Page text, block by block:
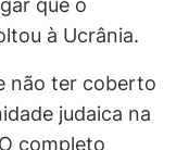
que o
à Ucrânia.
não ter coberto
judaica na
completo